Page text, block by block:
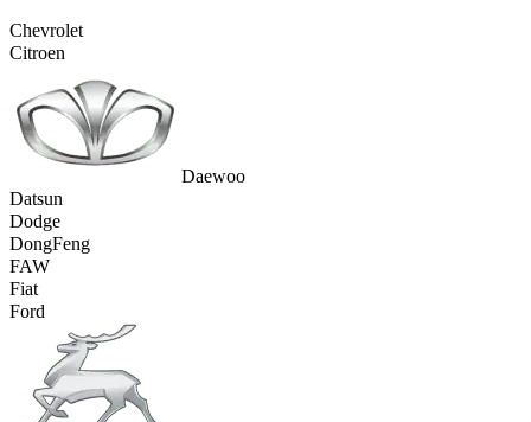
Chevrolet
Citroen
Daewoo
Datsun
Dodge
DongFeng
FAW
Fiat
Ford